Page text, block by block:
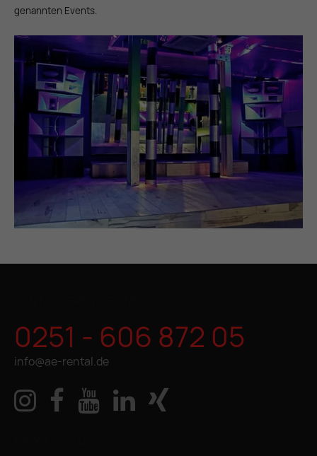
genannten Events.
0251 - 606 872 05
info@ae-rental.de